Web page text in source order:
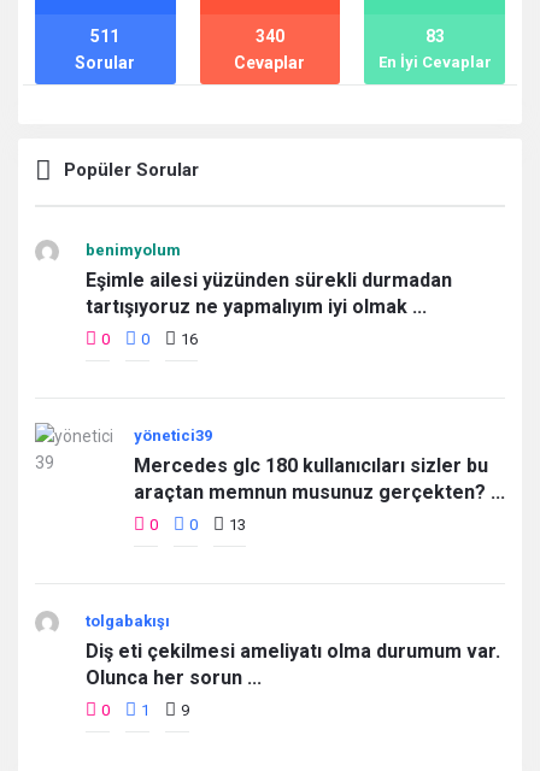
Sorular
511
Cevaplar
340
En İyi Cevaplar
83
Popüler Sorular
benimyolum
Eşimle ailesi yüzünden sürekli durmadan
tartışıyoruz ne yapmalıyım iyi olmak ...
0 0 16
yönetici39
Mercedes glc 180 kullanıcıları sizler bu
araçtan memnun musunuz gerçekten? ...
0 0 13
tolgabakışı
Diş eti çekilmesi ameliyatı olma durumum var.
Olunca her sorun ...
0 1 9